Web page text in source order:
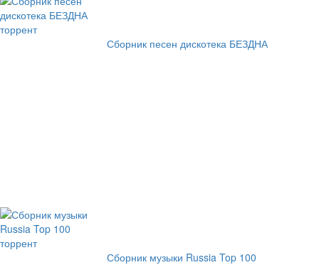
Сборник песен дискотека БЕЗДНА
Сборник музыки Russia Top 100